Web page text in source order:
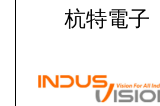
杭特電子